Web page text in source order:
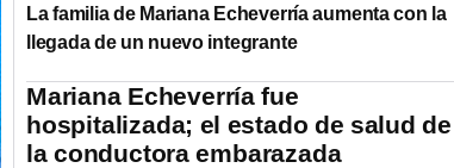
La familia de Mariana Echeverría aumenta con la
llegada de un nuevo integrante
Mariana Echeverría fue
hospitalizada; el estado de salud de
la conductora embarazada